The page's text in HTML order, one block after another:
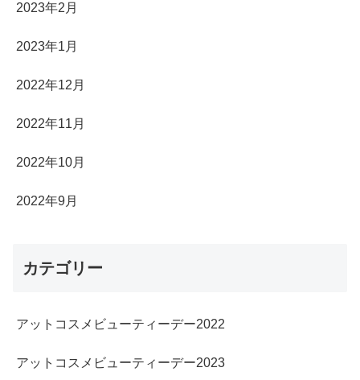
2023年2月
2023年1月
2022年12月
2022年11月
2022年10月
2022年9月
カテゴリー
アットコスメビューティーデー2022
アットコスメビューティーデー2023